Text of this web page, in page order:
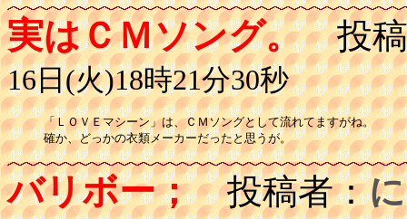
実はＣＭソング。投稿
16日(火)18時21分30秒
「ＬＯＶＥマシーン」は、ＣＭソングとして流れてますがね。
確か、どっかの衣類メーカーだったと思うが。
バリボー；投稿者：